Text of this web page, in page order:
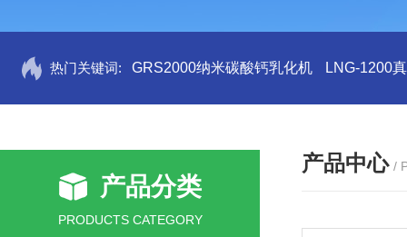
热门关键词: GRS2000纳米碳酸钙乳化机 LNG-1200
产品分类
PRODUCTS CATEGORY
产品中心 /